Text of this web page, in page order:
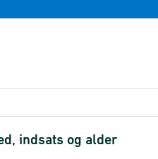
indsats og alder